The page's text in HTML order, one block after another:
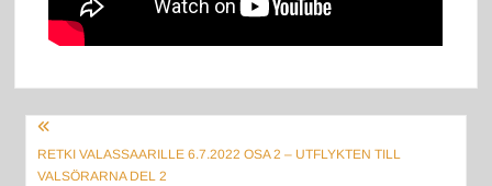
Artikkelien
selaus
RETKI VALASSAARILLE 6.7.2022 OSA 2 – UTFLYKTEN TILL
VALSÖRARNA DEL 2